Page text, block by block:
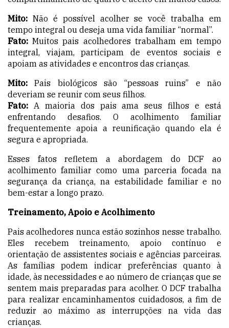
Mito: Não é possível acolher se você trabalha em
tempo integral ou deseja uma vida familiar “normal”.
Fato: Muitos pais acolhedores trabalham em tempo
integral, viajam, participam de eventos sociais e
apoiam as atividades e encontros das crianças.
Mito: Pais biológicos são “pessoas ruins” e não
deveriam se reunir com seus filhos.
Fato: A maioria dos pais ama seus filhos e está
enfrentando desafios. O acolhimento familiar
frequentemente apoia a reunificação quando ela é
segura e apropriada.
Esses fatos refletem a abordagem do DCF ao
acolhimento familiar como uma parceria focada na
segurança da criança, na estabilidade familiar e no
bem-estar a longo prazo.
Treinamento, Apoio e Acolhimento
Pais acolhedores nunca estão sozinhos nesse trabalho.
Eles recebem treinamento, apoio contínuo e
orientação de assistentes sociais e agências parceiras.
As famílias podem indicar preferências quanto à
idade, às necessidades e ao número de crianças que se
sentem mais preparadas para acolher. O DCF trabalha
para realizar encaminhamentos cuidadosos, a fim de
reduzir ao máximo as interrupções na vida das
crianças.